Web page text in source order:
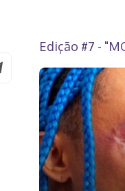
Edição #7 -